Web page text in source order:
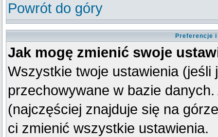
Powrót do góry
Preferencje
Jak mogę zmienić swoje
Wszystkie twoje ustawienia
przechowywane w bazie
(najczęściej znajduje się na
ci zmienić wszystkie ustawienia.